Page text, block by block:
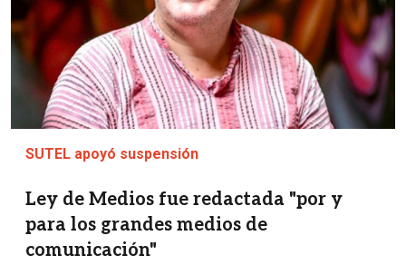
SUTEL apoyó suspensión
Ley de Medios fue redactada "por y
para los grandes medios de
comunicación"